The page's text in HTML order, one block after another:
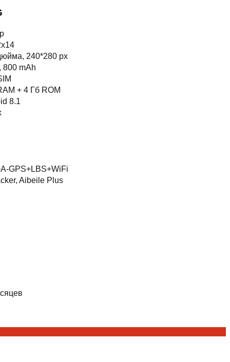
240*280 px
800 mAh
+ 4 Гб ROM
8.1
GPS+LBS+WiFi
Aibeile Plus